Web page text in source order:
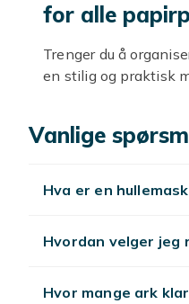
for alle
Trenger du å
en stilig og praktisk
hullstanser et must
gjør det enkelt å lage
kontordokumenter
Hullstansere er både
del av kontorutstyret
Vanlige
Hva er en
Hvordan velger jeg
Hvor mange ark